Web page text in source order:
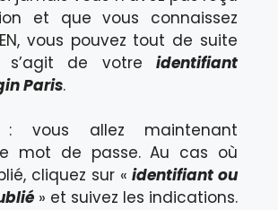
et que vous connaissez
vous pouvez tout de suite
s’agit de votreidentifiant
Paris.
vous allez maintenant
mot de passe. Au cas où
cliquez sur «identifiant ou
» et suivez les indications.